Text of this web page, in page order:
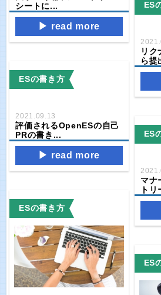
シートに...
read more
ES
リ
ら提
ESの書き方
2021.09.13
評価されるOpenESの自己
PRの書き...
read more
ES
マナ
トリ
ESの書き方
ES